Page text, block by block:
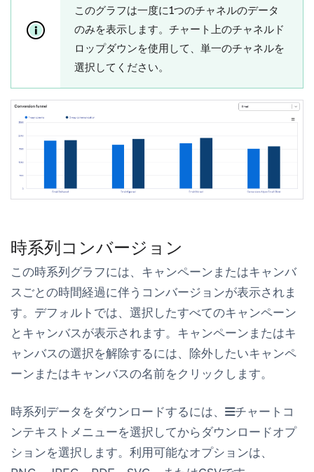
このグラフは一度に1つのチャネルのデータ
のみを表示します。チャート上のチャネル ド
ロップダウンを使用して、単一のチャネルを
選択してください。
時系列コンバージョン
この時系列グラフには、キャンペーンまたはキャンバ
スごとの時間経過に伴うコンバージョンが表示されま
す。デフォルトでは、選択したすべてのキャンペーン
とキャンバスが表示されます。キャンペーンまたはキ
ャンバスの選択を解除するには、除外したいキャンペ
ーンまたはキャンバスの名前をクリックします。
時系列データをダウンロードするには、
チャートコ
ンテキストメニューを選択してからダウンロードオプ
ションを選択します。利用可能なオプションは、